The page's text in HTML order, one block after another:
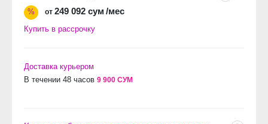
%
от 249 092 сум /мес
Купить в рассрочку
Доставка курьером
В течении 48 часов 9 900 СУМ